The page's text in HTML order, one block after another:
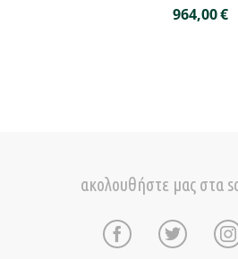
964,00€
ακολουθήστε μας στα